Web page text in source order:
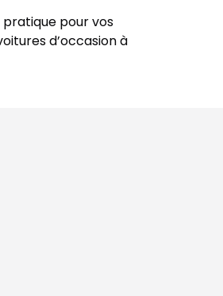
pratique pour vos
d’occasion à